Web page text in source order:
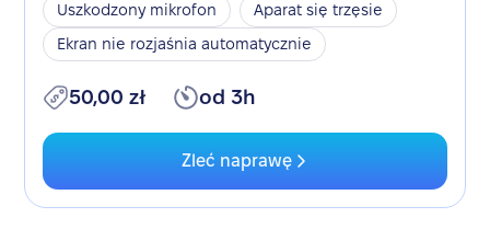
Uszkodzony mikrofon
Aparat się trzęsie
Ekran nie rozjaśnia automatycznie
50,00 zł od 3h
Zleć naprawę